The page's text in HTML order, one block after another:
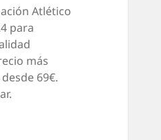
Atlético
para
más
69€.